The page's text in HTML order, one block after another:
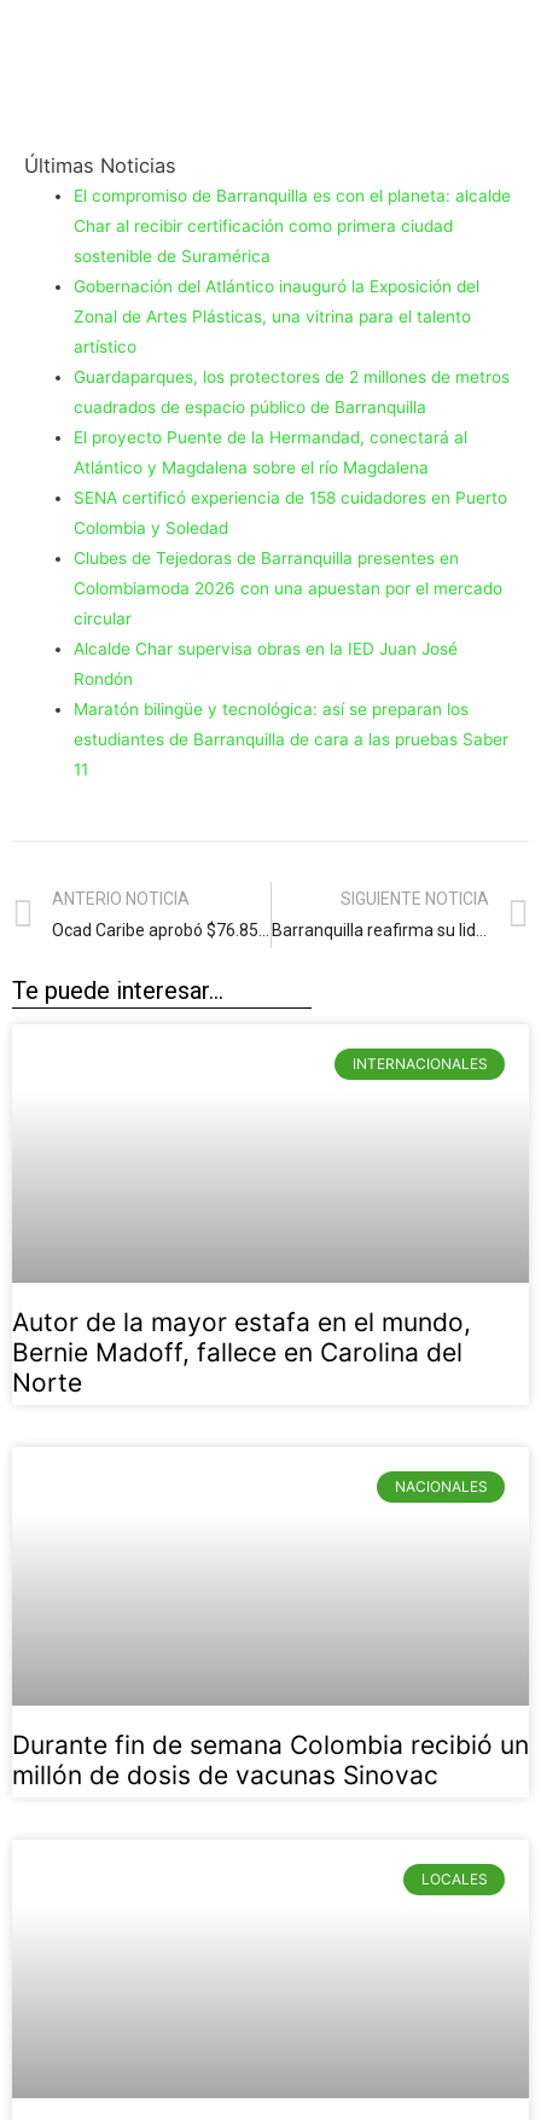
Últimas Noticias
El compromiso de Barranquilla es con el planeta: alcalde
Char al recibir certificación como primera ciudad
sostenible de Suramérica
Gobernación del Atlántico inauguró la Exposición del
Zonal de Artes Plásticas, una vitrina para el talento
artístico
Guardaparques, los protectores de 2 millones de metros
cuadrados de espacio público de Barranquilla
El proyecto Puente de la Hermandad, conectará al
Atlántico y Magdalena sobre el río Magdalena
SENA certificó experiencia de 158 cuidadores en Puerto
Colombia y Soledad
Clubes de Tejedoras de Barranquilla presentes en
Colombiamoda 2026 con una apuestan por el mercado
circular
Alcalde Char supervisa obras en la IED Juan José
Rondón
Maratón bilingüe y tecnológica: así se preparan los
estudiantes de Barranquilla de cara a las pruebas Saber
11
ANTERIO NOTICIA
SIGUIENTE NOTICIA
Te puede interesar...
INTERNACIONALES
Autor de la mayor estafa en el mundo,
Bernie Madoff, fallece en Carolina del
Norte
NACIONALES
Durante fin de semana Colombia recibió un
millón de dosis de vacunas Sinovac
LOCALES